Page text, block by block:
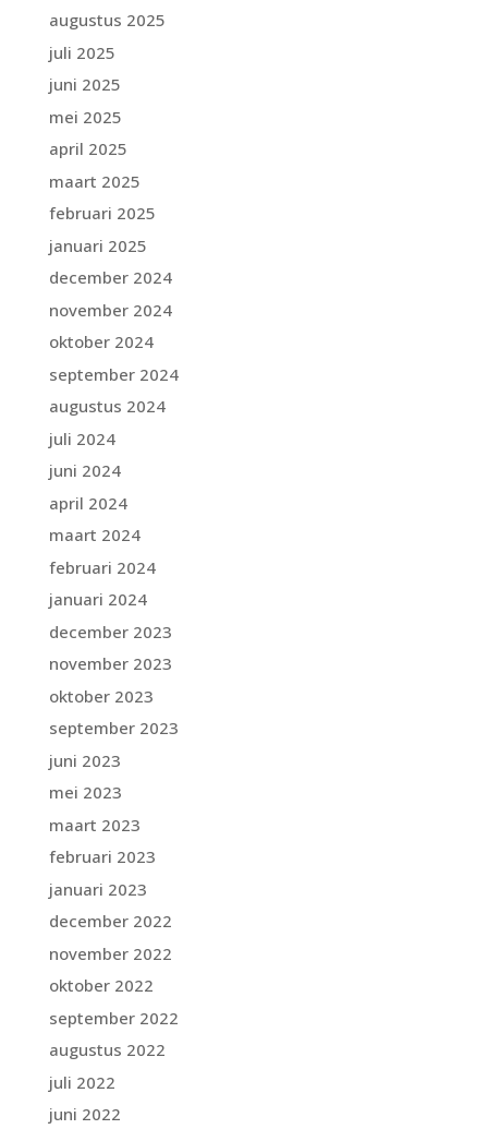
augustus 2025
juli 2025
juni 2025
mei 2025
april 2025
maart 2025
februari 2025
januari 2025
december 2024
november 2024
oktober 2024
september 2024
augustus 2024
juli 2024
juni 2024
april 2024
maart 2024
februari 2024
januari 2024
december 2023
november 2023
oktober 2023
september 2023
juni 2023
mei 2023
maart 2023
februari 2023
januari 2023
december 2022
november 2022
oktober 2022
september 2022
augustus 2022
juli 2022
juni 2022